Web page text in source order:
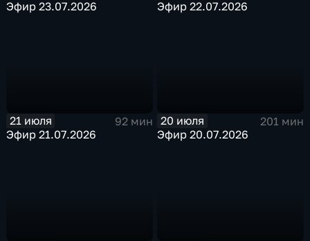
Эфир 23.07.2026 Эфир 22.07.2026
21 июля
92 мин
Эфир 21.07.2026
20 июля
201 мин
Эфир 20.07.2026